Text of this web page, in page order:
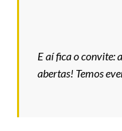
E aí fica o convite:
abertas! Temos